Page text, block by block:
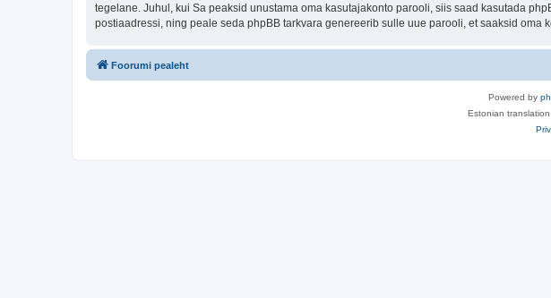
tegelane. Juhul, kui Sa peaksid unustama oma kasutajakonto parooli, siis saad kasutada
postiaadressi, ning peale seda phpBB tarkvara genereerib sulle uue parooli, et saaksid oma
Foorumi pealeht
Powered by
Estonian